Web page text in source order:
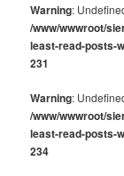
Warning:
/www/wwwroot/
least-read-posts-
231
Warning:
/www/wwwroot/
least-read-posts-
234